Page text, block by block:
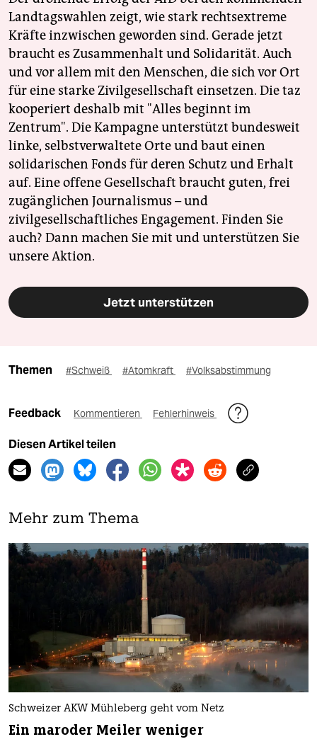
Landtagswahlen zeigt, wie stark rechtsextreme
Kräfte inzwischen geworden sind. Gerade jetzt
braucht es Zusammenhalt und Solidarität. Auch
und vor allem mit den Menschen, die sich vor Ort
für eine starke Zivilgesellschaft einsetzen. Die taz
kooperiert deshalb mit "Alles beginnt im
Zentrum". Die Kampagne unterstützt bundesweit
linke, selbstverwaltete Orte und baut einen
solidarischen Fonds für deren Schutz und Erhalt
auf. Eine offene Gesellschaft braucht guten, frei
zugänglichen Journalismus – und
zivilgesellschaftliches Engagement. Finden Sie
auch? Dann machen Sie mit und unterstützen Sie
unsere Aktion.
Jetzt unterstützen
Themen #Schweiß #Atomkraft #Volksabstimmung
Feedback Kommentieren Fehlerhinweis
Diesen Artikel teilen
Mehr zum Thema
Schweizer AKW Mühleberg geht vom Netz
Ein maroder Meiler weniger